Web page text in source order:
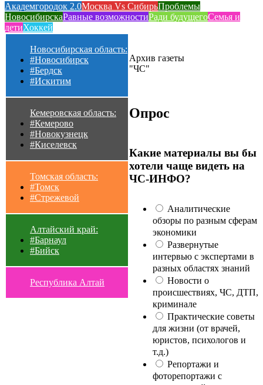
Академгородок 2.0Москва Vs СибирьПроблемы
НовосибирскаРавные возможностиРади будущегоСемья и
детиХоккей
Новосибирская область:
#Новосибирск
#Бердск
#Искитим
Кемеровская область:
#Кемерово
#Новокузнецк
#Киселевск
Томская область:
#Томск
#Стрежевой
Алтайский край:
#Барнаул
#Бийск
Республика Алтай
Архив газеты
"ЧС"
Опрос
Какие материалы вы бы
хотели чаще видеть на
ЧС-ИНФО?
Аналитические
обзоры по разным сферам
экономики
Развернутые
интервью с экспертами в
разных областях знаний
Новости о
происшествиях, ЧС, ДТП,
криминале
Практические советы
для жизни (от врачей,
юристов, психологов и
т.д.)
Репортажи и
фоторепортажи с